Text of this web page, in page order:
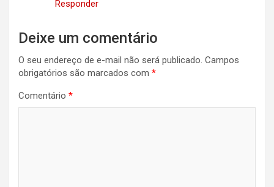
Responder
Deixe um comentário
O seu endereço de e-mail não será publicado. Campos
obrigatórios são marcados com *
Comentário *